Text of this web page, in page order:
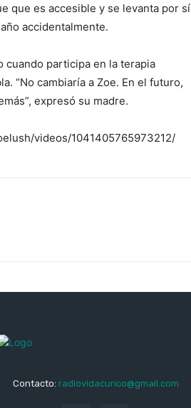
que es accesible y se levanta por sí
accidentalmente.
cuando participa en la terapia
“No cambiaría a Zoe. En el futuro,
expresó su madre.
videos/1041405765973212/
Contacto: radiovidacurico@gmail.com